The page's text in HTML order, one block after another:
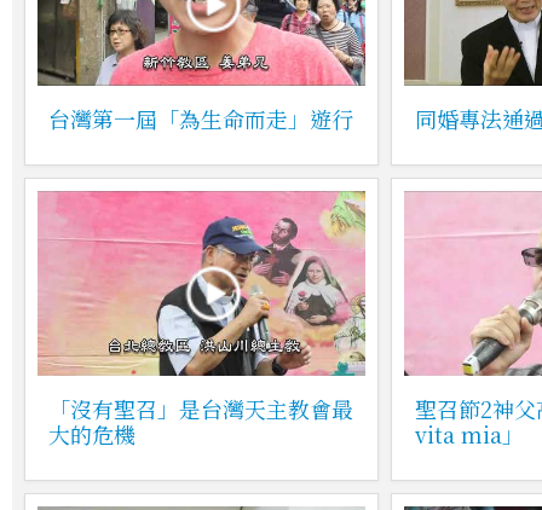
台灣第一屆「為生命而走」遊行 同婚專法通
「沒有聖召」是台灣天主教會最
大的危機
聖召節2神
vita mia」